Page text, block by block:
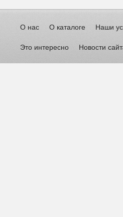
О нас О каталоге Наши
Это интересно Новости